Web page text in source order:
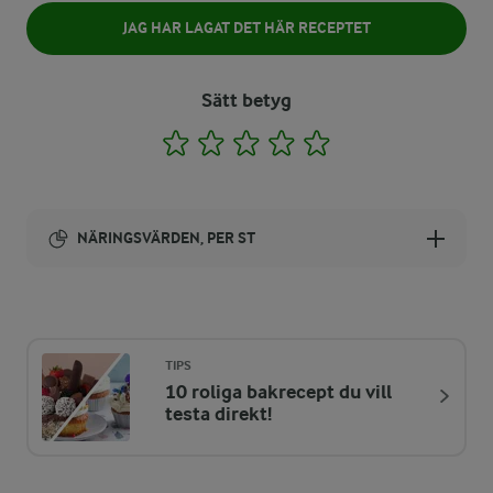
JAG HAR LAGAT DET HÄR RECEPTET
Sätt betyg
1 2 3 4
NÄRINGSVÄRDEN, PER ST
ENERGIDISTRIBUTION %
NÄRINGSVÄRDEN PER ST
TIPS
10 roliga bakrecept du vill
testa direkt!